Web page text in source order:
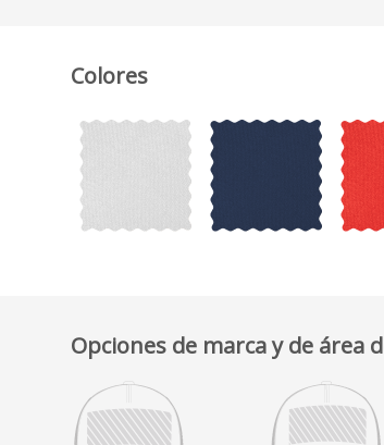
Colores
Opciones de marca y de área